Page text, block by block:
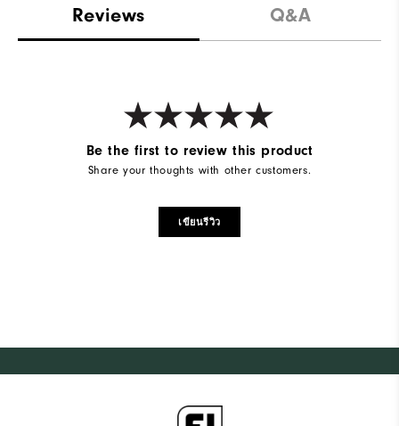
Reviews Q&A
Be the first to review this product
Share your thoughts with other customers.
เขียนรีวิว